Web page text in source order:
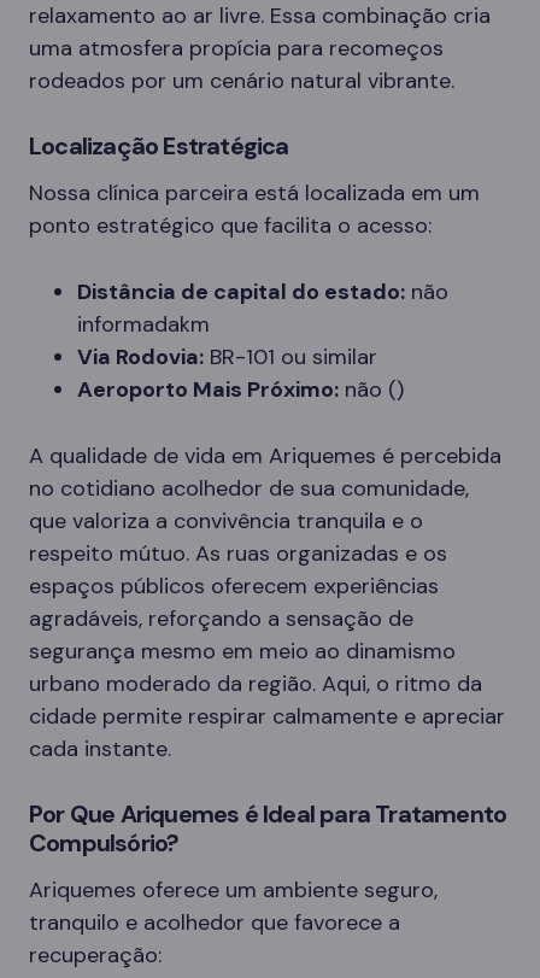
relaxamento ao ar livre. Essa combinação cria
uma atmosfera propícia para recomeços
rodeados por um cenário natural vibrante.
Localização Estratégica
Nossa clínica parceira está localizada em um
ponto estratégico que facilita o acesso:
Distância de capital do estado: não
informadakm
Via Rodovia: BR-101 ou similar
Aeroporto Mais Próximo: não ()
A qualidade de vida em Ariquemes é percebida
no cotidiano acolhedor de sua comunidade,
que valoriza a convivência tranquila e o
respeito mútuo. As ruas organizadas e os
espaços públicos oferecem experiências
agradáveis, reforçando a sensação de
segurança mesmo em meio ao dinamismo
urbano moderado da região. Aqui, o ritmo da
cidade permite respirar calmamente e apreciar
cada instante.
Por Que Ariquemes é Ideal para Tratamento
Compulsório?
Ariquemes oferece um ambiente seguro,
tranquilo e acolhedor que favorece a
recuperação: